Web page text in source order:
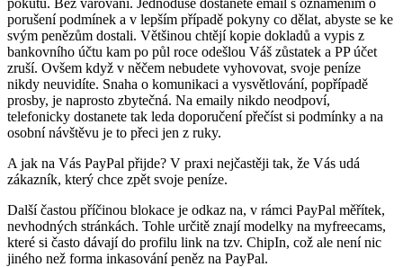
porušení podmínek a v lepším případě pokyny co dělat, abyste se ke
svým penězům dostali. Většinou chtějí kopie dokladů a vypis z
bankovního účtu kam po půl roce odešlou Váš zůstatek a PP účet
zruší. Ovšem když v něčem nebudete vyhovovat, svoje peníze
nikdy neuvidíte. Snaha o komunikaci a vysvětlování, popřípadě
prosby, je naprosto zbytečná. Na emaily nikdo neodpoví,
telefonicky dostanete tak leda doporučení přečíst si podmínky a na
osobní návštěvu je to přeci jen z ruky.
A jak na Vás PayPal přijde? V praxi nejčastěji tak, že Vás udá
zákazník, který chce zpět svoje peníze.
Další častou příčinou blokace je odkaz na, v rámci PayPal měřítek,
nevhodných stránkách. Tohle určitě znají modelky na myfreecams,
které si často dávají do profilu link na tzv. ChipIn, což ale není nic
jiného než forma inkasování peněz na PayPal.